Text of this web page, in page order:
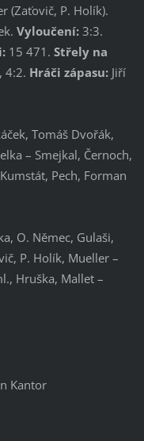
(Zaťovič, P. Holík).
Vyloučení:3:3.
15 471. Střely na
4:2. Hráči zápasu:Jiří
Tomáš Dvořák,
– Smejkal, Černoch,
Pech, Forman
O. Němec, Gulaši,
P. Holík, Mueller –
Hruška, Mallet –
Kantor